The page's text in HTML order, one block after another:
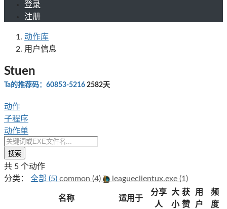
登录
注册
动作库
用户信息
Stuen
Ta的推荐码：60853-5216 2582天
动作
子程序
动作单
搜索
共 5 个动作
分类：
全部 (5) common (4) leagueclientux.exe (1)
名称 适用于
分享
人
大
小
获
赞
用
户
频
度